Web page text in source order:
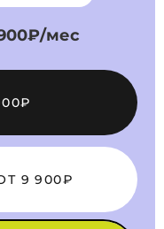
мес
9 900₽